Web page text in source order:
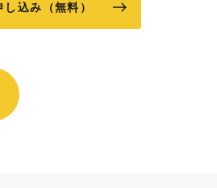
し込み（無料）